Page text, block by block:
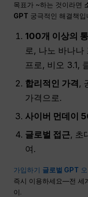
목표가 ~하는 것이라면
GPT 궁극적인 해결책
100개 이상의
로, 나노 바나나
프로, 비오 3.1,
합리적인 가격 ,
가격으로.
사이버 먼데이
글로벌 접근, 초
여.
가입하기 글로벌 GPT
즉시 이용하세요—전 세
이.